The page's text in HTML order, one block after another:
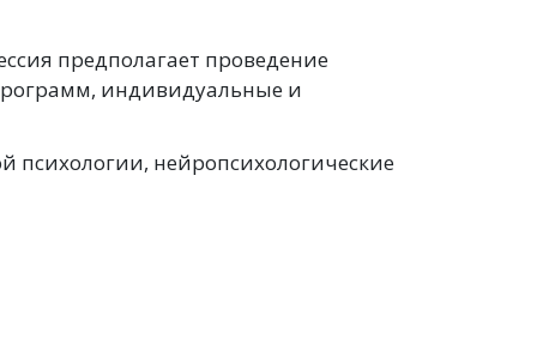
предполагает проведение
индивидуальные и
психологии, нейропсихологические